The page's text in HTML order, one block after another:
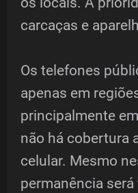
carcaças e
Os telefones
apenas em
principalmente
não há cobertura
celular. Mesmo
permanência